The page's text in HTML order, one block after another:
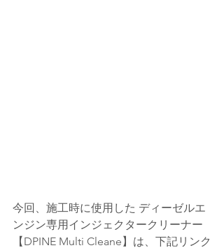
今回、施工時に使用した ディーゼルエ
ンジン専用インジェクタークリーナー
【DPINE Multi Cleane】は、下記リンク